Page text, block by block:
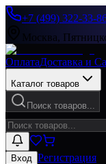
+7 (499) 322-33-
Москва,
ОплатаДоставка и
Каталог товаров
Поиск товаров...
Вход Регистрация